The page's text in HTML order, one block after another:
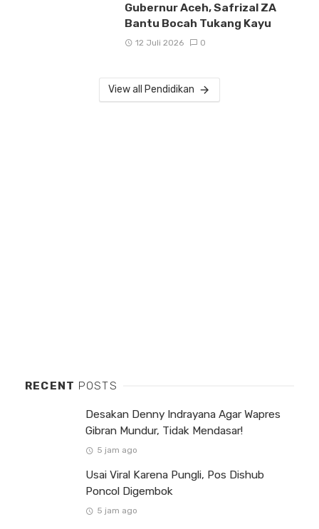
Gubernur Aceh, Safrizal ZA
Bantu Bocah Tukang Kayu
12 Juli 2026 0
View all Pendidikan
RECENT POSTS
Desakan Denny Indrayana Agar Wapres
Gibran Mundur, Tidak Mendasar!
5 jam ago
Usai Viral Karena Pungli, Pos Dishub
Poncol Digembok
5 jam ago